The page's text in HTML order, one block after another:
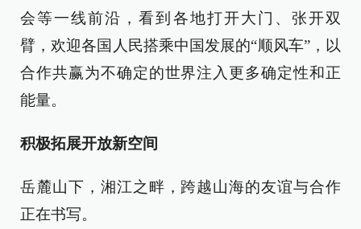
会等一线前沿，看到各地打开大门、张开双
臂，欢迎各国人民搭乘中国发展的“顺风车”，以
合作共赢为不确定的世界注入更多确定性和正
能量。
积极拓展开放新空间
岳麓山下，湘江之畔，跨越山海的友谊与合作
正在书写。